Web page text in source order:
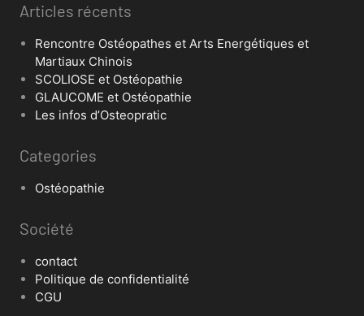
Articles récents
Rencontre Ostéopathes et Arts Energétiques et
Martiaux Chinois
SCOLIOSE et Ostéopathie
GLAUCOME et Ostéopathie
Les infos d’Osteopratic
Categories
Ostéopathie
Société
contact
Politique de confidentialité
CGU